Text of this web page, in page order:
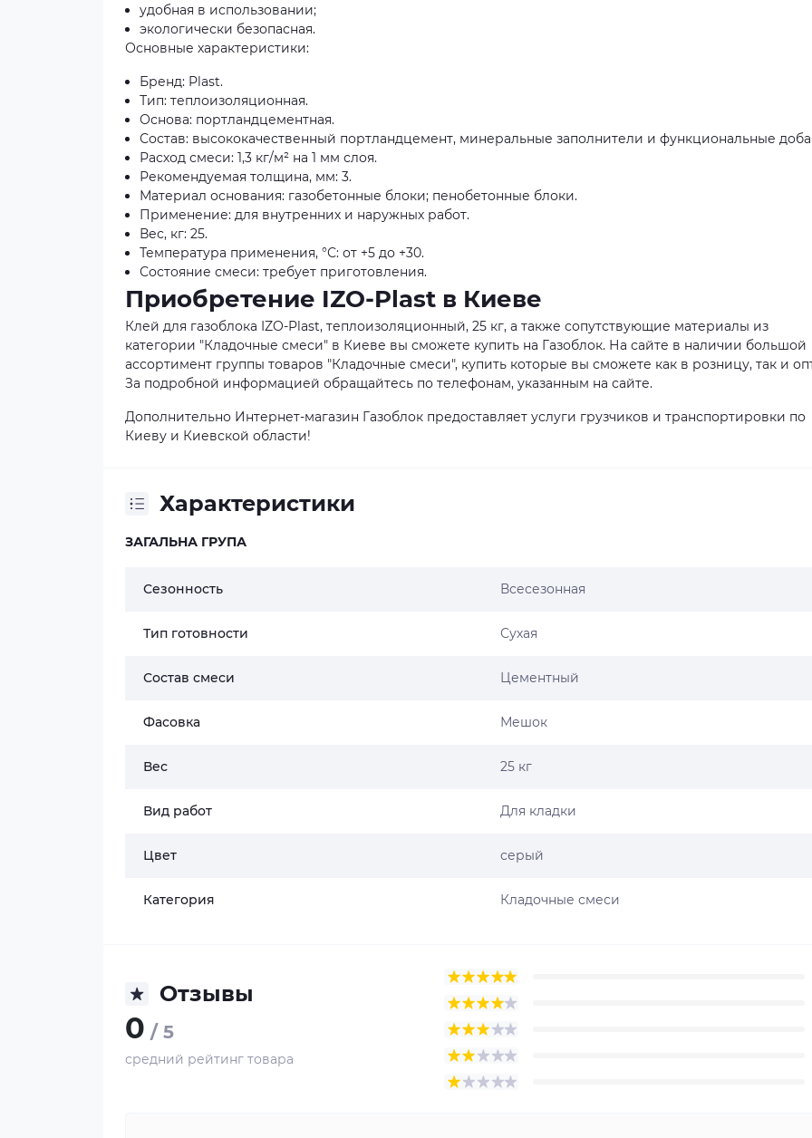
удобная в использовании;
экологически безопасная.
Основные характеристики:
Бренд: Plast.
Тип: теплоизоляционная.
Основа: портландцементная.
Состав: высококачественный портландцемент, минеральные заполнители и функциональные
Расход смеси: 1,3 кг/м² на 1 мм слоя.
Рекомендуемая толщина, мм: 3.
Материал основания: газобетонные блоки; пенобетонные блоки.
Применение: для внутренних и наружных работ.
Вес, кг: 25.
Температура применения, °С: от +5 до +30.
Состояние смеси: требует приготовления.
Приобретение IZO-Plast в Киеве
Клей для газоблока IZO-Plast, теплоизоляционный, 25 кг, а также сопутствующие материалы из
категории "Кладочные смеси" в Киеве вы сможете купить на Газоблок. На сайте в наличии большой
ассортимент группы товаров "Кладочные смеси", купить которые вы сможете как в розницу, так и
За подробной информацией обращайтесь по телефонам, указанным на сайте.
Дополнительно Интернет-магазин Газоблок предоставляет услуги грузчиков и транспортировки по
Киеву и Киевской области!
Характеристики
ЗАГАЛЬНА ГРУПА
Сезонность Всесезонная
Тип готовности Сухая
Состав смеси Цементный
Фасовка Мешок
Вес 25 кг
Вид работ Для кладки
Цвет серый
Категория Кладочные смеси
Отзывы
0 / 5
средний рейтинг товара